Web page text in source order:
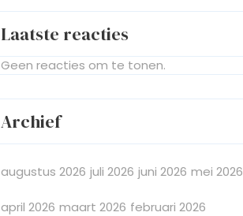
Laatste reacties
Geen reacties om te tonen.
Archief
augustus 2026 juli 2026 juni 2026 mei 2026
april 2026 maart 2026 februari 2026